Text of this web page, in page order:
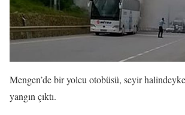
Mengen’de bir yolcu otobüsü, seyir
yangın çıktı.